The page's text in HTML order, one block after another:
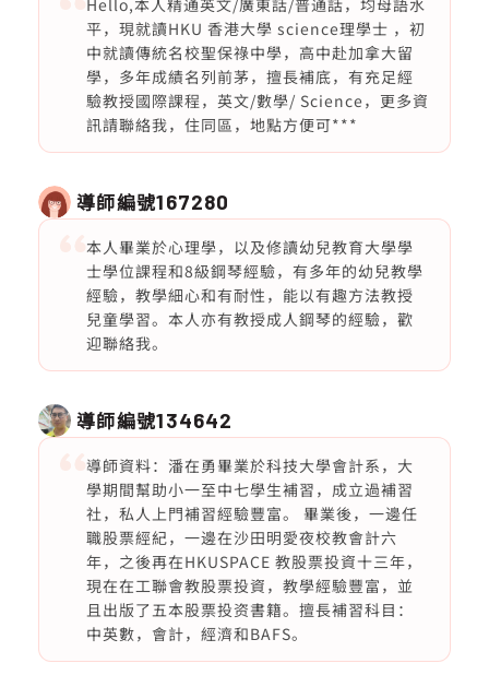
Hello,本人精通英文/廣東話/普通話，均母語水
平，現就讀HKU 香港大學 science理學士 ，初
中就讀傳統名校聖保祿中學，高中赴加拿大留
學，多年成績名列前茅，擅長補底，有充足經
驗教授國際課程，英文/數學/ Science，更多資
訊請聯絡我，住同區，地點方便可***
導師編號167280
本人畢業於心理學，以及修讀幼兒教育大學學
士學位課程和8級鋼琴經驗，有多年的幼兒教學
經驗，教學細心和有耐性，能以有趣方法教授
兒童學習。本人亦有教授成人鋼琴的經驗，歡
迎聯絡我。
導師編號134642
導師資料：潘在勇畢業於科技大學會計系，大
學期間幫助小一至中七學生補習，成立過補習
社，私人上門補習經驗豐富。 畢業後，一邊任
職股票經紀，一邊在沙田明愛夜校教會計六
年，之後再在HKUSPACE 教股票投資十三年，
現在在工聯會教股票投資，教學經驗豐富，並
且出版了五本股票投资書籍。擅長補習科目：
中英數，會計，經濟和BAFS。